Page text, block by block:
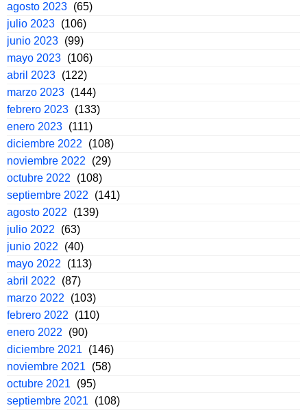
agosto 2023 (65)
julio 2023 (106)
junio 2023 (99)
mayo 2023 (106)
abril 2023 (122)
marzo 2023 (144)
febrero 2023 (133)
enero 2023 (111)
diciembre 2022
(108)
noviembre 2022
(29)
octubre 2022
(108)
septiembre 2022
(141)
agosto 2022
(139)
julio 2022
(63)
junio 2022
(40)
mayo 2022
(113)
abril 2022
(87)
marzo 2022
(103)
febrero 2022
(110)
enero 2022
(90)
diciembre 2021
(146)
noviembre 2021
(58)
octubre 2021
(95)
septiembre 2021
(108)